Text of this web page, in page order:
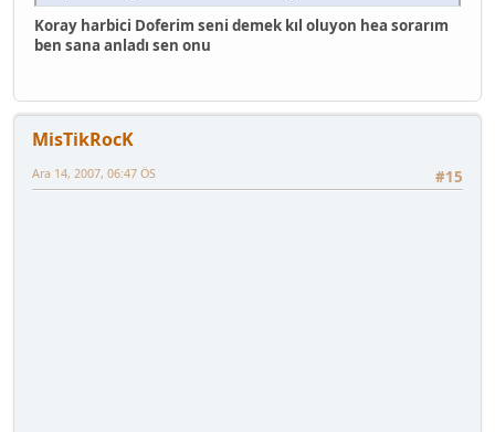
Koray harbici Doferim seni demek kıl oluyon hea sorarım
ben sana anladı sen onu
MisTikRocK
#15
Ara 14, 2007, 06:47 ÖS